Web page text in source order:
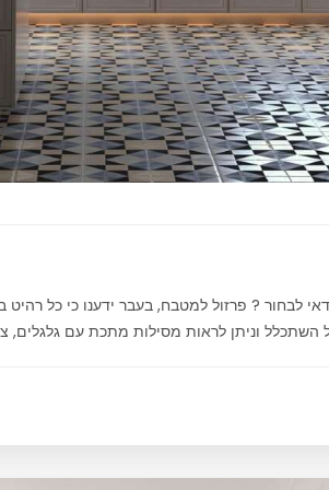
לבחור ? פרזול למטבח, בעבר ידענו כי כל רהיט
וניתן לראות מסילות מתכת עם גלגלים,